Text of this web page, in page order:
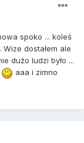
spoko ... koleś
dostałem ale
dużo ludzi było ...
aaa i zimno